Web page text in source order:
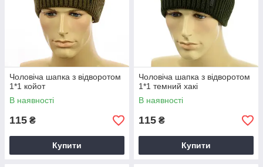
Чоловіча шапка з відворотом
1*1 койот
В наявності
115 ₴
Купити
Чоловіча шапка з відворотом
1*1 темний хакі
В наявності
115 ₴
Купити